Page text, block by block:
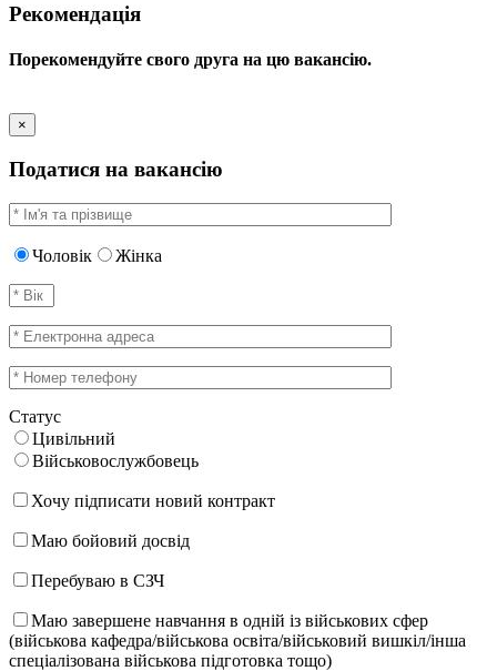
Рекомендація
Порекомендуйте свого друга на цю вакансію.
×
Податися на вакансію
Чоловік Жінка
Статус
Цивільний
Військовослужбовець
Хочу підписати новий контракт
Маю бойовий досвід
Перебуваю в СЗЧ
Маю завершене навчання в одній із військових сфер
(військова кафедра/військова освіта/військовий вишкіл/інша
спеціалізована військова підготовка тощо)